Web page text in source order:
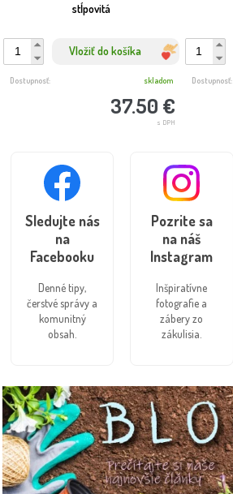
stĺpovitá
Vložiť do košíka
37.50 €
s DPH
Dostupnosť: skladom Dostupnosť:
Sledujte nás
na
Facebooku
Denné tipy,
čerstvé správy a
komunitný
obsah.
Pozrite sa
na náš
Instagram
Inšpiratívne
fotografie a
zábery zo
zákulisia.